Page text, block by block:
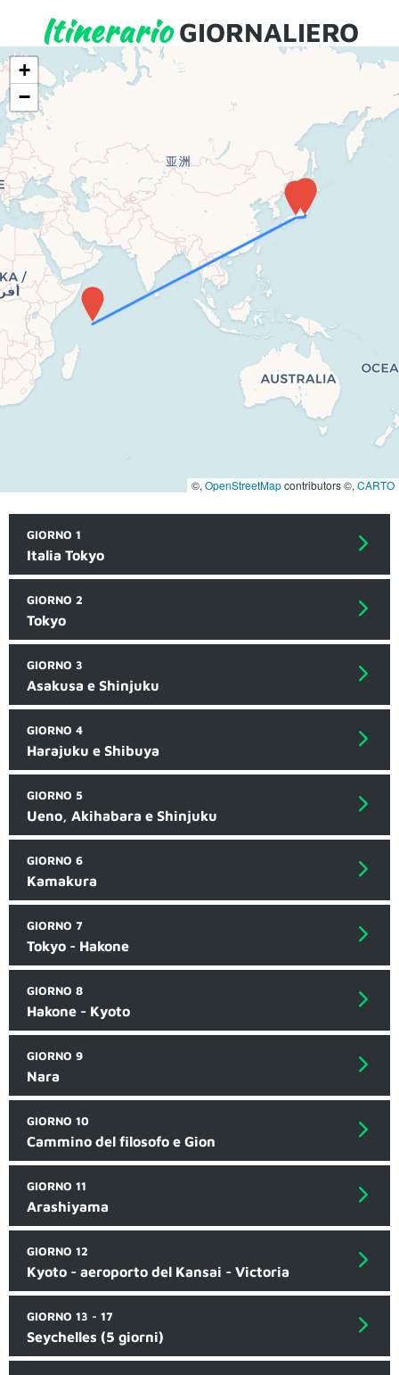
ItinerarioGIORNALIERO
+
−
©, OpenStreetMapcontributors ©, CARTO
GIORNO 1
Italia Tokyo
GIORNO 2
Tokyo
GIORNO 3
Asakusa e Shinjuku
GIORNO 4
Harajuku e Shibuya
GIORNO 5
Ueno, Akihabara e Shinjuku
GIORNO 6
Kamakura
GIORNO 7
Tokyo - Hakone
GIORNO 8
Hakone - Kyoto
GIORNO 9
Nara
GIORNO 10
Cammino del filosofo e Gion
GIORNO 11
Arashiyama
GIORNO 12
Kyoto - aeroporto del Kansai - Victoria
GIORNO 13 - 17
Seychelles (5 giorni)